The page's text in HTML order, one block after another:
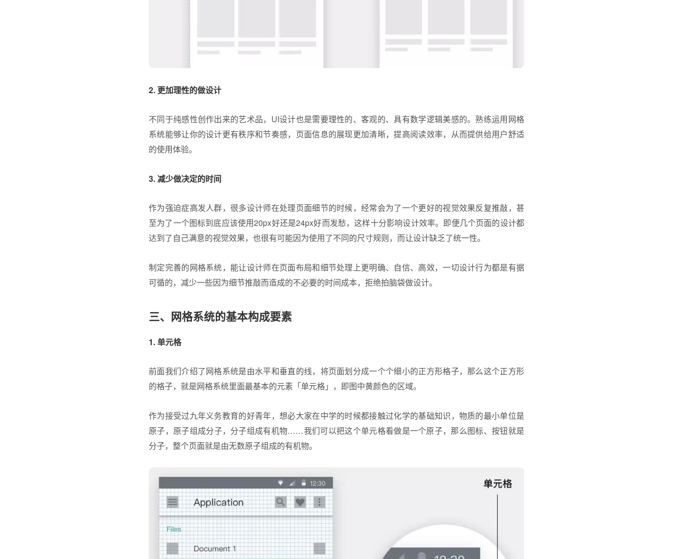
2. 更加理性的做设计
不同于纯感性创作出来的艺术品，UI设计也是需要理性的、客观的、具有数学逻辑美感的。熟练运用网格
系统能够让你的设计更有秩序和节奏感，页面信息的展现更加清晰，提高阅读效率，从而提供给用户舒适
的使用体验。
3. 减少做决定的时间
作为强迫症高发人群，很多设计师在处理页面细节的时候，经常会为了一个更好的视觉效果反复推敲，甚
至为了一个图标到底应该使用20px好还是24px好而发愁，这样十分影响设计效率。即便几个页面的设计都
达到了自己满意的视觉效果，也很有可能因为使用了不同的尺寸规则，而让设计缺乏了统一性。
制定完善的网格系统，能让设计师在页面布局和细节处理上更明确、自信、高效，一切设计行为都是有据
可循的，减少一些因为细节推敲而造成的不必要的时间成本，拒绝拍脑袋做设计。
三、网格系统的基本构成要素
1. 单元格
前面我们介绍了网格系统是由水平和垂直的线，将页面划分成一个个细小的正方形格子，那么这个正方形
的格子，就是网格系统里面最基本的元素「单元格」，即图中黄颜色的区域。
作为接受过九年义务教育的好青年，想必大家在中学的时候都接触过化学的基础知识，物质的最小单位是
原子，原子组成分子，分子组成有机物……我们可以把这个单元格看做是一个原子，那么图标、按钮就是
分子，整个页面就是由无数原子组成的有机物。